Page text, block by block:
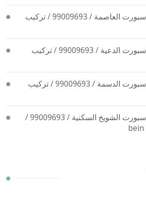
تركيب رسيفر بي ان سبورت العاصمة / 99009693 / تركيب
تركيب رسيفر بي ان سبورت الدعية / 99009693 / تركيب
تركيب رسيفر بي ان سبورت الدسمة / 99009693 / تركيب
تركيب رسيفر بي ان سبورت الشويخ السكنية / 99009693 /